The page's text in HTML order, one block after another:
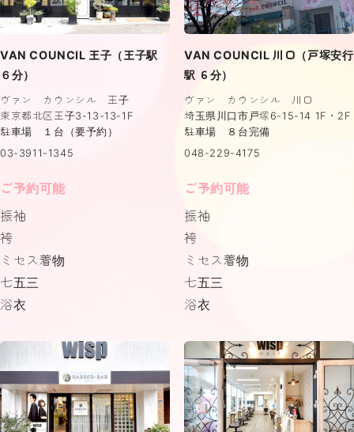
VAN COUNCIL 王子（王子駅
６分）
ヴァン カウンシル 王子
東京都北区王子3-13-13-1F
駐車場 １台（要予約）
03-3911-1345
ご予約可能
振袖
袴
ミセス着物
七五三
浴衣
VAN COUNCIL 川口（戸塚安行
駅 ６分）
ヴァン カウンシル 川口
埼玉県川口市戸塚6-15-14 1F・2F
駐車場 ８台完備
048-229-4175
ご予約可能
振袖
袴
ミセス着物
七五三
浴衣